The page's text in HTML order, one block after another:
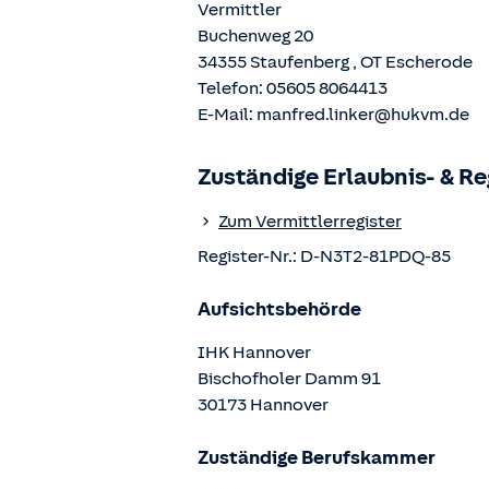
Vermittler
Buchenweg 20
34355Staufenberg , OT Escherode
Telefon: 05605 8064413
E-Mail: manfred.linker@hukvm.de
Zuständige Erlaubnis- &
Zum Vermittlerregister
Register-Nr.: D-N3T2-81PDQ-85
Aufsichtsbehörde
IHK Hannover
Bischofholer Damm 91
30173 Hannover
Zuständige Berufskammer